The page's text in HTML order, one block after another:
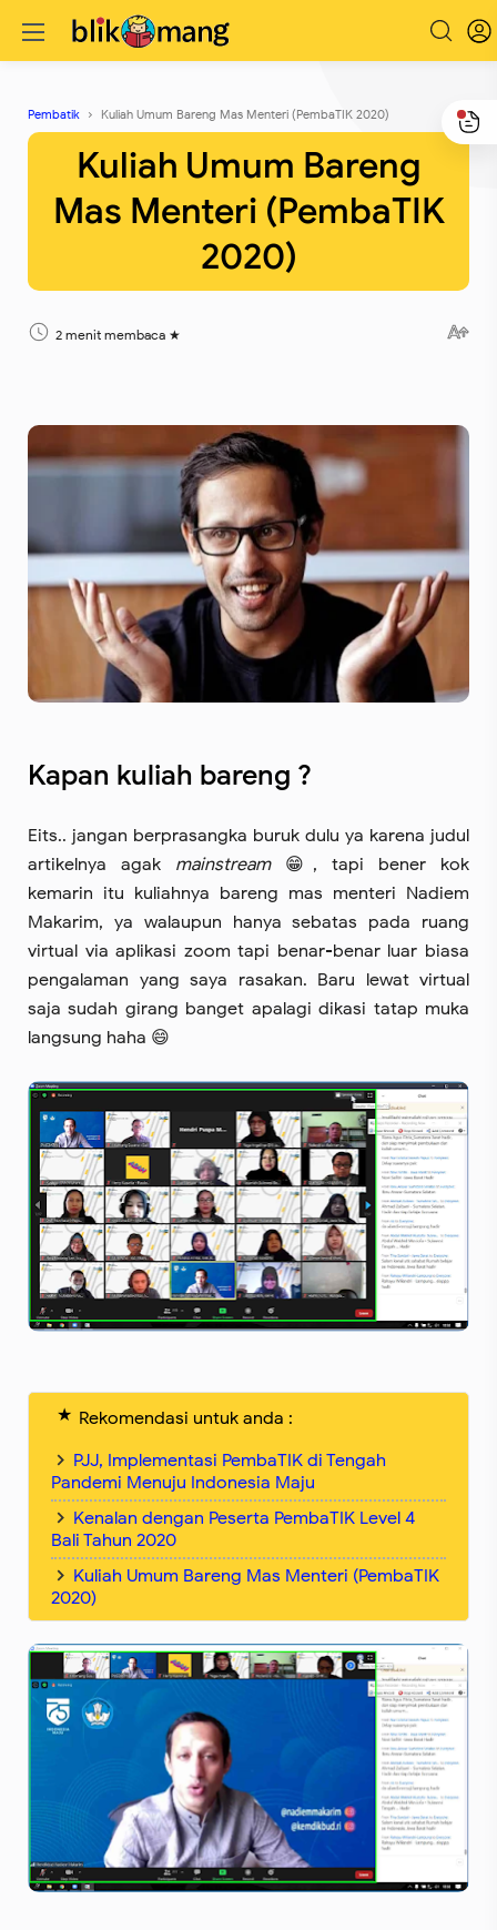
Pembatik Kuliah Umum Bareng Mas Menteri (PembaTIK 2020)
Kuliah Umum Bareng
Mas Menteri (PembaTIK
2020)
2 menit membaca
Kapan kuliah bareng ?
Eits.. jangan berprasangka buruk dulu ya karena judul
artikelnya agak mainstream 😁, tapi bener kok
kemarin itu kuliahnya bareng mas menteri Nadiem
Makarim, ya walaupun hanya sebatas pada ruang
virtual via aplikasi zoom tapi benar-benar luar biasa
pengalaman yang saya rasakan. Baru lewat virtual
saja sudah girang banget apalagi dikasi tatap muka
langsung haha 😄
Rekomendasi untuk anda :
PJJ, Implementasi PembaTIK di Tengah
Pandemi Menuju Indonesia Maju
Kenalan dengan Peserta PembaTIK Level 4
Bali Tahun 2020
Kuliah Umum Bareng Mas Menteri (PembaTIK
2020)